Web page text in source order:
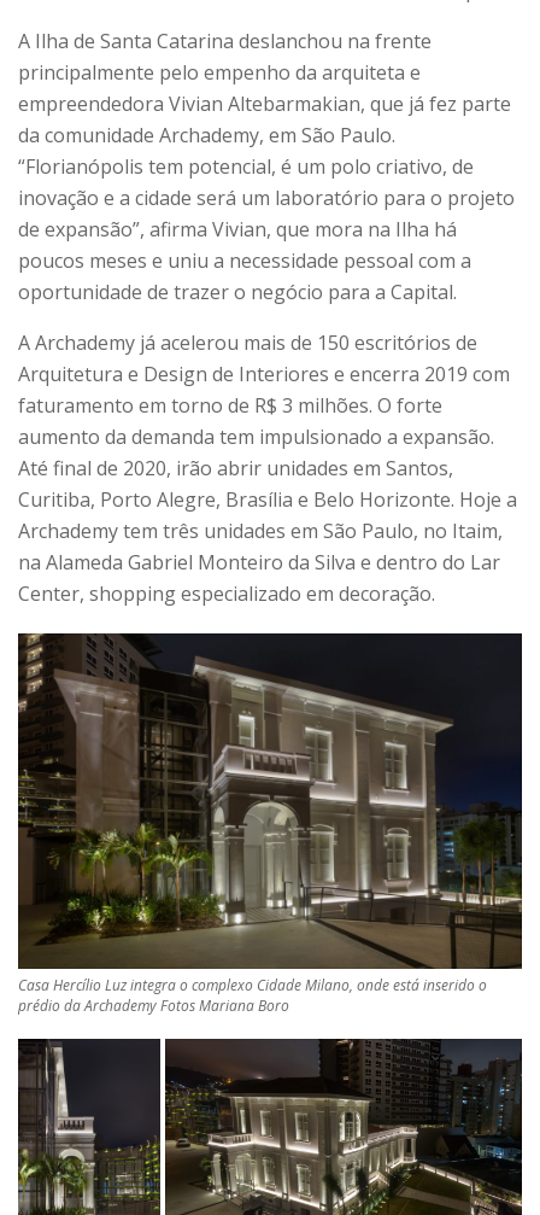
A Ilha de Santa Catarina deslanchou na frente
principalmente pelo empenho da arquiteta e
empreendedora Vivian Altebarmakian, que já fez parte
da comunidade Archademy, em São Paulo.
“Florianópolis tem potencial, é um polo criativo, de
inovação e a cidade será um laboratório para o projeto
de expansão”, afirma Vivian, que mora na Ilha há
poucos meses e uniu a necessidade pessoal com a
oportunidade de trazer o negócio para a Capital.
A Archademy já acelerou mais de 150 escritórios de
Arquitetura e Design de Interiores e encerra 2019 com
faturamento em torno de R$ 3 milhões. O forte
aumento da demanda tem impulsionado a expansão.
Até final de 2020, irão abrir unidades em Santos,
Curitiba, Porto Alegre, Brasília e Belo Horizonte. Hoje a
Archademy tem três unidades em São Paulo, no Itaim,
na Alameda Gabriel Monteiro da Silva e dentro do Lar
Center, shopping especializado em decoração.
Casa Hercílio Luz integra o complexo Cidade Milano, onde está inserido o
prédio da Archademy Fotos Mariana Boro